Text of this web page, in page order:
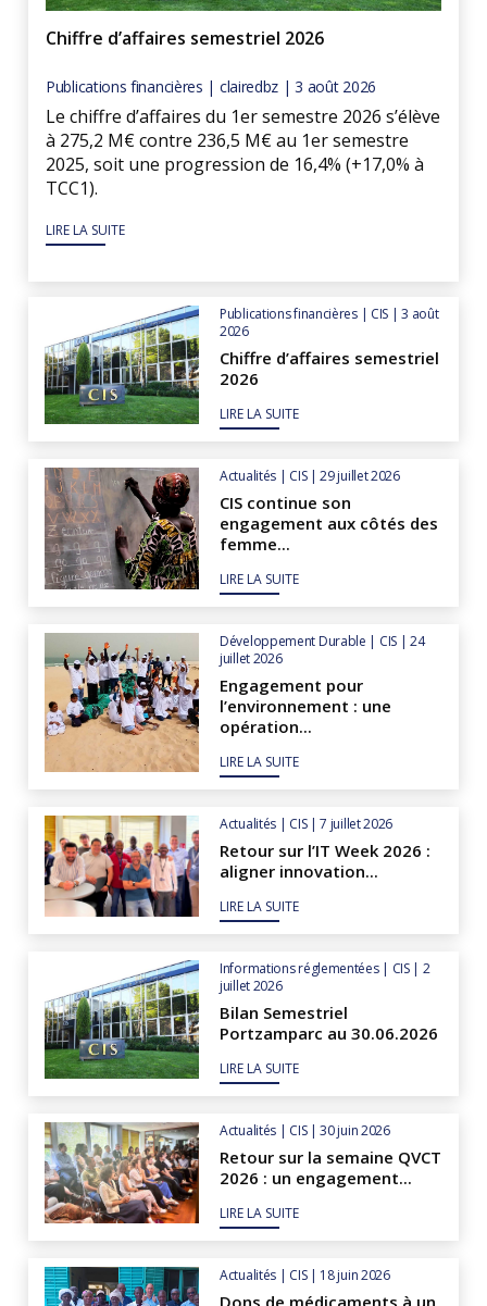
Chiffre d’affaires semestriel 2026
Publications financières | clairedbz | 3 août 2026
Le chiffre d’affaires du 1er semestre 2026 s’élève
à 275,2 M€ contre 236,5 M€ au 1er semestre
2025, soit une progression de 16,4% (+17,0% à
TCC1).
LIRE LA SUITE
Publications financières | CIS | 3 août
2026
Chiffre d’affaires semestriel
2026
LIRE LA SUITE
Actualités | CIS | 29 juillet 2026
CIS continue son
engagement aux côtés des
femme...
LIRE LA SUITE
Développement Durable | CIS | 24
juillet 2026
Engagement pour
l’environnement : une
opération...
LIRE LA SUITE
Actualités | CIS | 7 juillet 2026
Retour sur l’IT Week 2026 :
aligner innovation...
LIRE LA SUITE
Informations réglementées | CIS | 2
juillet 2026
Bilan Semestriel
Portzamparc au 30.06.2026
LIRE LA SUITE
Actualités | CIS | 30 juin 2026
Retour sur la semaine QVCT
2026 : un engagement...
LIRE LA SUITE
Actualités | CIS | 18 juin 2026
Dons de médicaments à un